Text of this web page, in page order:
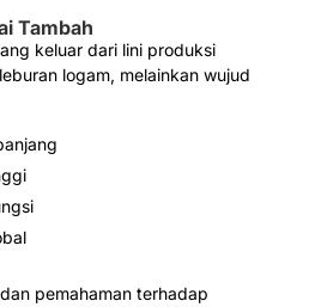
Tambah
keluar dari lini produksi
logam, melainkan wujud
pemahaman terhadap